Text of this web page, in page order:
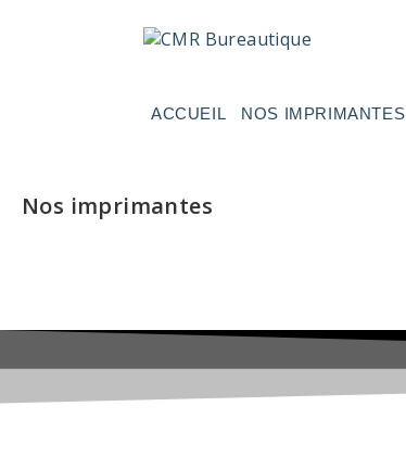
ACCUEIL NOS IMPRIMANTES
Nos imprimantes